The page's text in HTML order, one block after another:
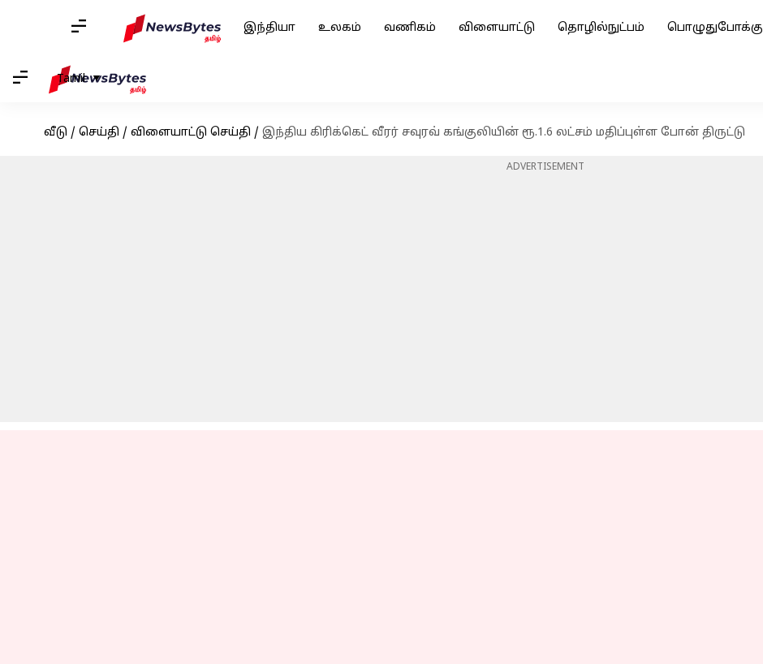
இந்தியா உலகம் வணிகம் விளையாட்டு தொழில்நுட்பம் பொழுதுபோக்கு
Tamil
வீடு / செய்தி / விளையாட்டு செய்தி / இந்திய கிரிக்கெட் வீரர் சவுரவ் கங்குலியின் ரூ.1.6 லட்சம் மதிப்புள்ள போன் திருட்டு
ADVERTISEMENT